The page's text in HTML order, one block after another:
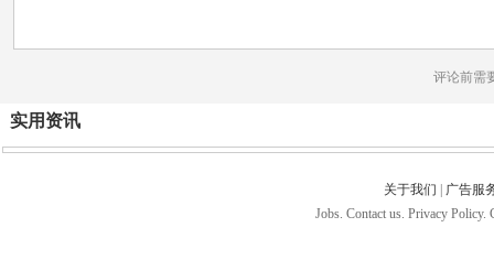
评论前需
实用资讯
关于我们
广告服
Jobs. Contact us. Privacy